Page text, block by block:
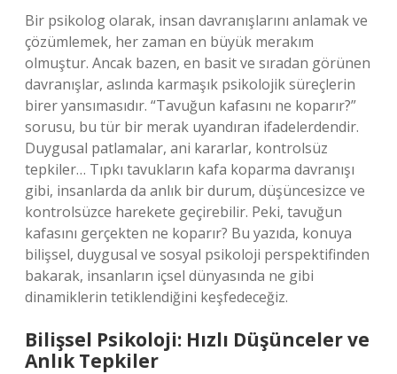
Bir psikolog olarak, insan davranışlarını anlamak ve
çözümlemek, her zaman en büyük merakım
olmuştur. Ancak bazen, en basit ve sıradan görünen
davranışlar, aslında karmaşık psikolojik süreçlerin
birer yansımasıdır. “Tavuğun kafasını ne koparır?”
sorusu, bu tür bir merak uyandıran ifadelerdendir.
Duygusal patlamalar, ani kararlar, kontrolsüz
tepkiler… Tıpkı tavukların kafa koparma davranışı
gibi, insanlarda da anlık bir durum, düşüncesizce ve
kontrolsüzce harekete geçirebilir. Peki, tavuğun
kafasını gerçekten ne koparır? Bu yazıda, konuya
bilişsel, duygusal ve sosyal psikoloji perspektifinden
bakarak, insanların içsel dünyasında ne gibi
dinamiklerin tetiklendiğini keşfedeceğiz.
Bilişsel Psikoloji: Hızlı Düşünceler ve
Anlık Tepkiler